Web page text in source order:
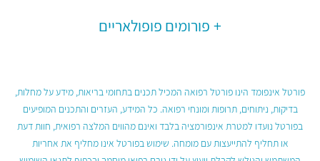
פורומים פופולאריים
פורטל אינפומד הינו פורטל רפואה המכיל תכנים בתחומי בריאות, מידע על מחלות,
בדיקות, ניתוחים, תרופות ומונחי רפואה. כל המידע, העזרים והתכנים המופיעים
בפורטל נועדו למטרת אינפורמציה בלבד ואינם מהווים המלצה רפואית, חוות דעת
או תחליף להתייעצות עם מומחה. שימוש בפורטל אינו מחליף את אחריות